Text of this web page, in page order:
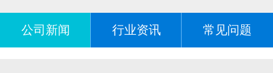
公司新闻 行业资讯 常见问题